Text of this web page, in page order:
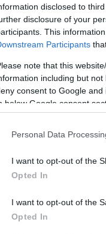
disclosed to
disclosure of your
This
Participants
note that this
including but
consent to Google
below Google consent
Personal Data
I want to opt-out of the
Opted In
I want to opt-out of the
Opted In